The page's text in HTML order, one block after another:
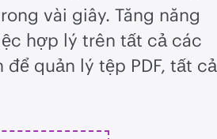
vài giây. Tăng năng
hợp lý trên tất cả các
quản lý tệp PDF, tất cả